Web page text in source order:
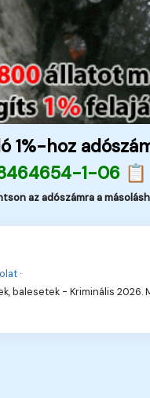
1%-hoz
1-06 📋
az adószámra a
·
balesetek - Kriminális 2026.